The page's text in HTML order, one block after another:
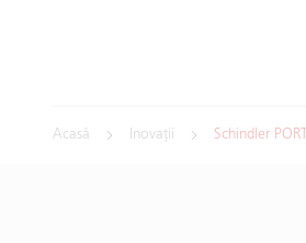
Acasă Inovații Schindler PORT